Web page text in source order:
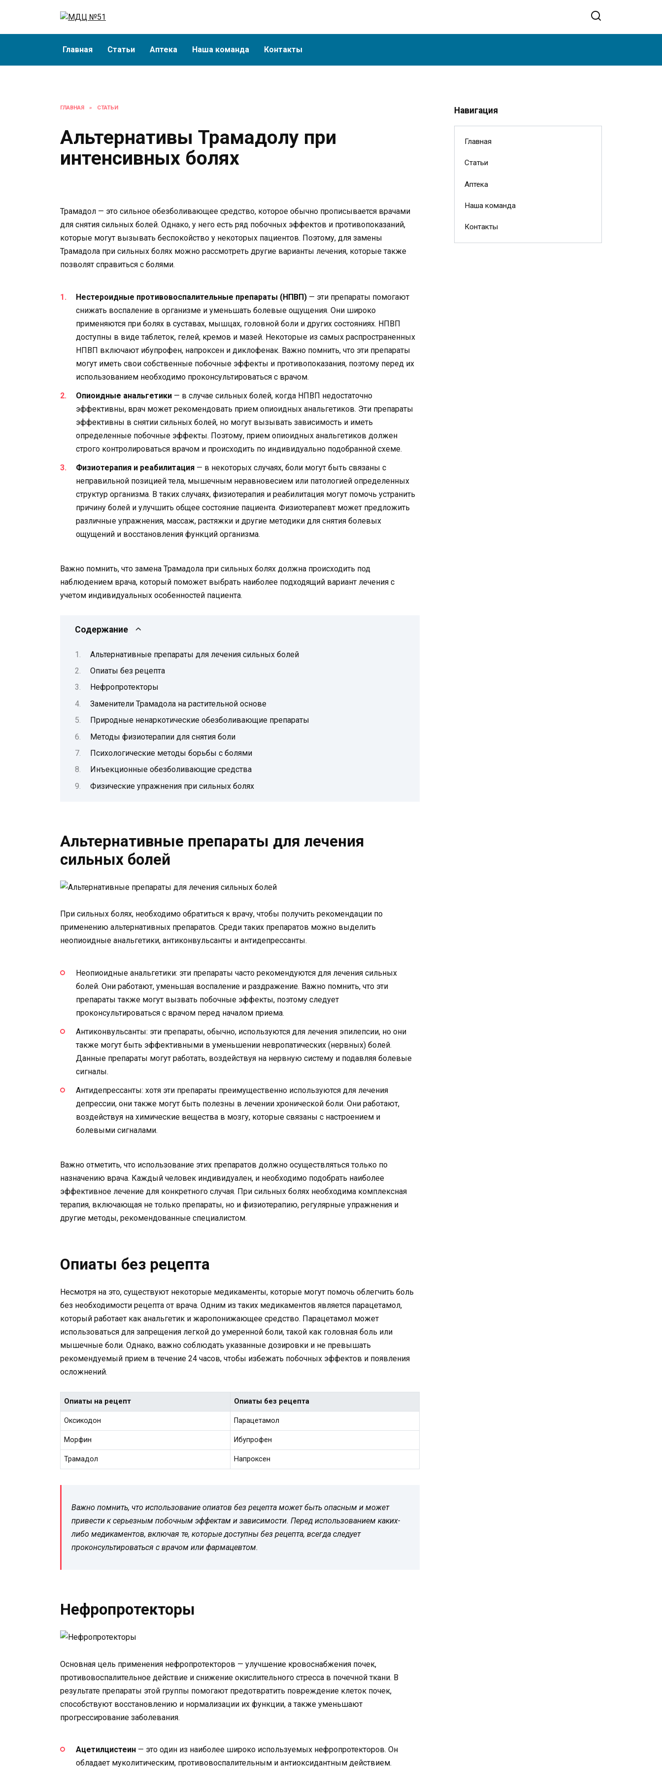
Главная Статьи Аптека Наша команда Контакты
ГЛАВНАЯ » СТАТЬИ
Альтернативы Трамадолу при
интенсивных болях
Трамадол — это сильное обезболивающее средство, которое обычно прописывается врачами
для снятия сильных болей. Однако, у него есть ряд побочных эффектов и противопоказаний,
которые могут вызывать беспокойство у некоторых пациентов. Поэтому, для замены
Трамадола при сильных болях можно рассмотреть другие варианты лечения, которые также
позволят справиться с болями.
Нестероидные противовоспалительные препараты (НПВП) — эти препараты помогают
снижать воспаление в организме и уменьшать болевые ощущения. Они широко
применяются при болях в суставах, мышцах, головной боли и других состояниях. НПВП
доступны в виде таблеток, гелей, кремов и мазей. Некоторые из самых распространенных
НПВП включают ибупрофен, напроксен и диклофенак. Важно помнить, что эти препараты
могут иметь свои собственные побочные эффекты и противопоказания, поэтому перед их
использованием необходимо проконсультироваться с врачом.
Опиоидные анальгетики — в случае сильных болей, когда НПВП недостаточно
эффективны, врач может рекомендовать прием опиоидных анальгетиков. Эти препараты
эффективны в снятии сильных болей, но могут вызывать зависимость и иметь
определенные побочные эффекты. Поэтому, прием опиоидных анальгетиков должен
строго контролироваться врачом и происходить по индивидуально подобранной схеме.
Физиотерапия и реабилитация — в некоторых случаях, боли могут быть связаны с
неправильной позицией тела, мышечным неравновесием или патологией определенных
структур организма. В таких случаях, физиотерапия и реабилитация могут помочь устранить
причину болей и улучшить общее состояние пациента. Физиотерапевт может предложить
различные упражнения, массаж, растяжки и другие методики для снятия болевых
ощущений и восстановления функций организма.
Важно помнить, что замена Трамадола при сильных болях должна происходить под
наблюдением врача, который поможет выбрать наиболее подходящий вариант лечения с
учетом индивидуальных особенностей пациента.
Содержание
Альтернативные препараты для лечения сильных болей
Опиаты без рецепта
Нефропротекторы
Заменители Трамадола на растительной основе
Природные ненаркотические обезболивающие препараты
Методы физиотерапии для снятия боли
Психологические методы борьбы с болями
Инъекционные обезболивающие средства
Физические упражнения при сильных болях
Альтернативные препараты для лечения
сильных болей
При сильных болях, необходимо обратиться к врачу, чтобы получить рекомендации по
применению альтернативных препаратов. Среди таких препаратов можно выделить
неопиоидные анальгетики, антиконвульсанты и антидепрессанты.
Неопиоидные анальгетики: эти препараты часто рекомендуются для лечения сильных
болей. Они работают, уменьшая воспаление и раздражение. Важно помнить, что эти
препараты также могут вызвать побочные эффекты, поэтому следует
проконсультироваться с врачом перед началом приема.
Антиконвульсанты: эти препараты, обычно, используются для лечения эпилепсии, но они
также могут быть эффективными в уменьшении невропатических (нервных) болей.
Данные препараты могут работать, воздействуя на нервную систему и подавляя болевые
сигналы.
Антидепрессанты: хотя эти препараты преимущественно используются для лечения
депрессии, они также могут быть полезны в лечении хронической боли. Они работают,
воздействуя на химические вещества в мозгу, которые связаны с настроением и
болевыми сигналами.
Важно отметить, что использование этих препаратов должно осуществляться только по
назначению врача. Каждый человек индивидуален, и необходимо подобрать наиболее
эффективное лечение для конкретного случая. При сильных болях необходима комплексная
терапия, включающая не только препараты, но и физиотерапию, регулярные упражнения и
другие методы, рекомендованные специалистом.
Опиаты без рецепта
Несмотря на это, существуют некоторые медикаменты, которые могут помочь облегчить боль
без необходимости рецепта от врача. Одним из таких медикаментов является парацетамол,
который работает как анальгетик и жаропонижающее средство. Парацетамол может
использоваться для запрещения легкой до умеренной боли, такой как головная боль или
мышечные боли. Однако, важно соблюдать указанные дозировки и не превышать
рекомендуемый прием в течение 24 часов, чтобы избежать побочных эффектов и появления
осложнений.
Опиаты на рецепт Опиаты без рецепта
Оксикодон Парацетамол
Морфин Ибупрофен
Трамадол Напроксен
Важно помнить, что использование опиатов без рецепта может быть опасным и может
привести к серьезным побочным эффектам и зависимости. Перед использованием каких-
либо медикаментов, включая те, которые доступны без рецепта, всегда следует
проконсультироваться с врачом или фармацевтом.
Нефропротекторы
Основная цель применения нефропротекторов — улучшение кровоснабжения почек,
противовоспалительное действие и снижение окислительного стресса в почечной ткани. В
результате препараты этой группы помогают предотвратить повреждение клеток почек,
способствуют восстановлению и нормализации их функции, а также уменьшают
прогрессирование заболевания.
Ацетилцистеин — это один из наиболее широко используемых нефропротекторов. Он
обладает муколитическим, противовоспалительным и антиоксидантным действием.
Навигация
Главная
Статьи
Аптека
Наша команда
Контакты